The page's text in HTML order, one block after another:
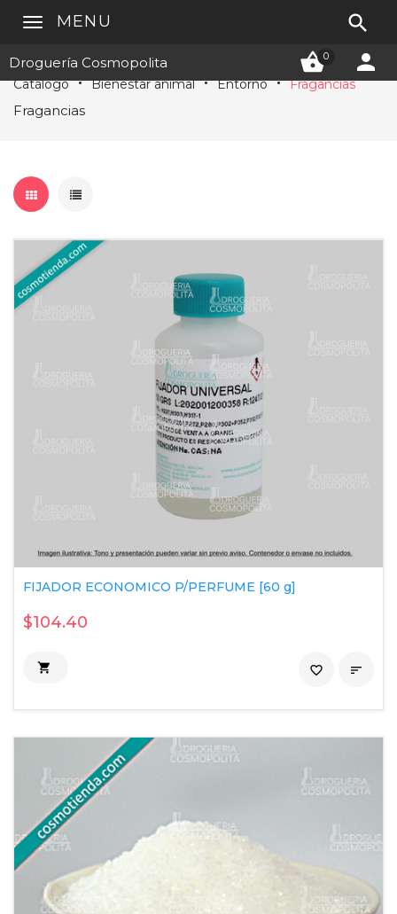
Droguería Cosmopolita 0 
MENU 
Catálogo Bienestar animal Entorno Fragancias
Fragancias
FIJADOR ECONOMICO P/PERFUME [60 g]
$104.40
 
favorite_border